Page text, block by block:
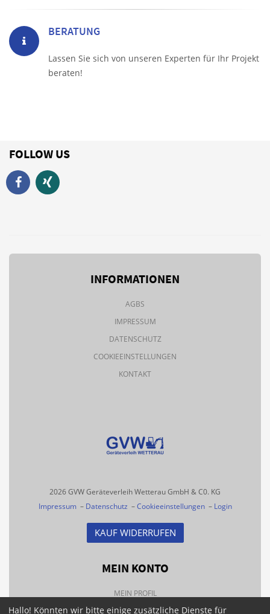
BERATUNG
Lassen Sie sich von unseren Experten für Ihr Projekt
beraten!
FOLLOW US
INFORMATIONEN
AGBS
IMPRESSUM
DATENSCHUTZ
COOKIEEINSTELLUNGEN
KONTAKT
2026 GVW Geräteverleih Wetterau GmbH & C0. KG
Impressum– Datenschutz –Cookieeinstellungen– Login
KAUF WIDERRUFEN
MEIN KONTO
MEIN PROFIL
BESTELLHISTORIE
Hallo! Könnten wir bitte einige zusätzliche Dienste für